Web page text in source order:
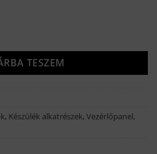
(65116585) 6500891400 - CLAS
TESZEM
, Készülék alkatrészek, Vezérlőpanel,